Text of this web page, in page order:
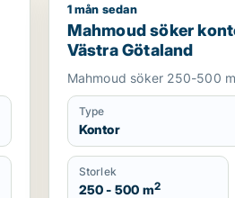
Mahmoud söker
1 mån sedan
Mahmoud söker
Västra Götaland
Mahmoud söker 250-500
Type
Kontor
Storlek
250 - 500 m2